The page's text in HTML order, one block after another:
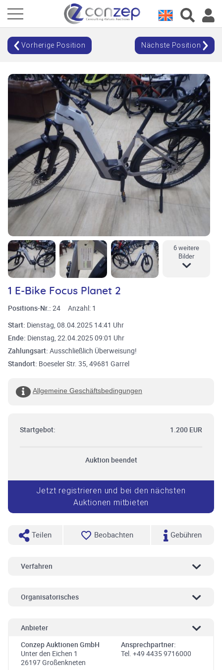
Vorherige Position Nächste Position
6 weitere
Bilder
1 E-Bike Focus Planet 2
Positions-Nr.: 24 Anzahl: 1
Start: Dienstag, 08.04.2025 14:41 Uhr
Ende: Dienstag, 22.04.2025 09:01 Uhr
Zahlungsart: Ausschließlich Überweisung!
Standort: Boeseler Str. 35, 49681 Garrel
Allgemeine Geschäftsbedingungen
Startgebot: 1.200 EUR
Auktion beendet
Jetzt registrieren und bei den nächsten
Auktionen mitbieten
Teilen Beobachten Gebühren
Verfahren
Organisatorisches
Anbieter
Conzep Auktionen GmbH
Unter den Eichen 1
26197 Großenkneten
Ansprechpartner:
Tel. +49 4435 9716000